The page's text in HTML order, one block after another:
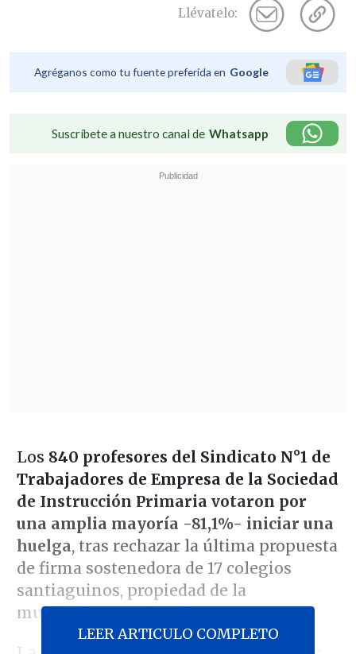
Llévatelo:
Agréganos como tu fuente preferida en Google
Suscríbete a nuestro canal de Whatsapp
Los 840 profesores del Sindicato N°1 de
Trabajadores de Empresa de la Sociedad
de Instrucción Primaria votaron por
una amplia mayoría -81,1%- iniciar una
huelga, tras rechazar la última propuesta
de firma sostenedora de 17 colegios
santiaguinos, propiedad de la
multimillonaria familia Matte.
LEER ARTICULO COMPLETO